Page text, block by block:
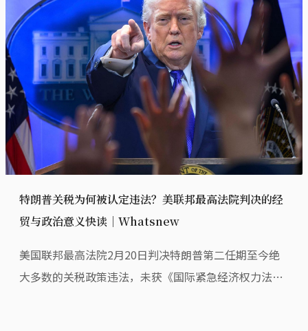
特朗普关税为何被认定违法？美联邦最高法院判决的经
贸与政治意义快读｜Whatsnew
美国联邦最高法院2月20日判决特朗普第二任期至今绝
大多数的关税政策违法，未获《国际紧急经济权力法》